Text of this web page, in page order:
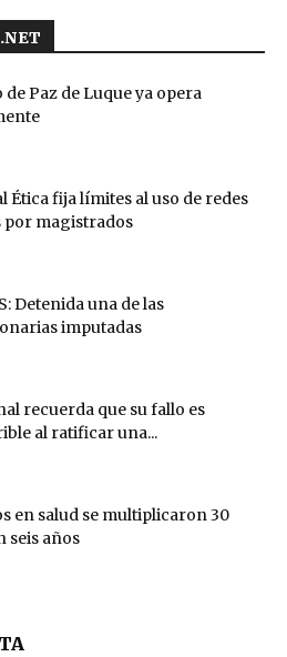
de Paz de Luque ya opera
Ética fija límites al uso de redes
por magistrados
Detenida una de las
imputadas
recuerda que su fallo es
al ratificar una...
en salud se multiplicaron 30
seis años